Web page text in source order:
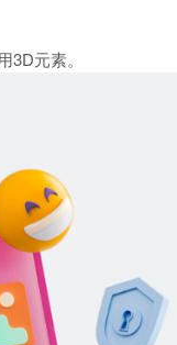
元素。